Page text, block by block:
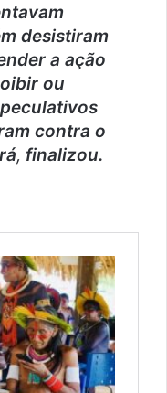
desistiram
a ação
ou
contra o
, finalizou.